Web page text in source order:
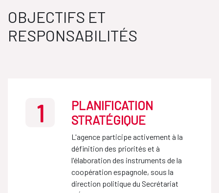
OBJECTIFS ET
RESPONSABILITÉS
1
PLANIFICATION
STRATÉGIQUE
L'agence participe activement à la
définition des priorités et à
l'élaboration des instruments de la
coopération espagnole, sous la
direction politique du Secrétariat